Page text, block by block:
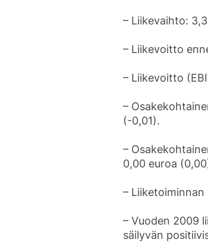
– Liikevaihto:
– Liikevoitto
– Liikevoitto
–
(-0,01).
–
0,00 euroa
–
– Vuoden 2009
säilyvän